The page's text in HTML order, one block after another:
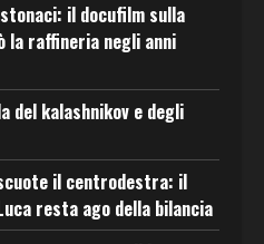
il docufilm sulla
la raffineria negli anni
del kalashnikov e degli
il centrodestra: il
resta ago della bilancia